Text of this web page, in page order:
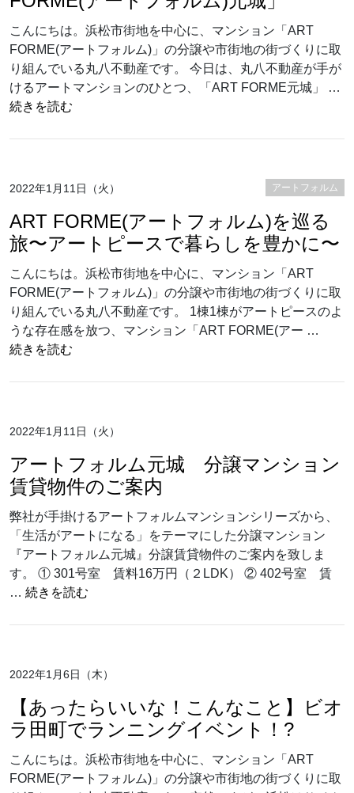
こんにちは。浜松市街地を中心に、マンション「ART
FORME(アートフォルム)」の分譲や市街地の街づくりに取
り組んでいる丸八不動産です。 今日は、丸八不動産が手が
けるアートマンションのひとつ、「ART FORME元城」 …
続きを読む
2022年1月11日（火） アートフォルム
ART FORME(アートフォルム)を巡る
旅〜アートピースで暮らしを豊かに〜
こんにちは。浜松市街地を中心に、マンション「ART
FORME(アートフォルム)」の分譲や市街地の街づくりに取
り組んでいる丸八不動産です。 1棟1棟がアートピースのよ
うな存在感を放つ、マンション「ART FORME(アー …
続きを読む
2022年1月11日（火）
アートフォルム元城 分譲マンション
賃貸物件のご案内
弊社が手掛けるアートフォルムマンションシリーズから、
「生活がアートになる」をテーマにした分譲マンション
『アートフォルム元城』分譲賃貸物件のご案内を致しま
す。 ① 301号室 賃料16万円（２LDK） ② 402号室 賃
… 続きを読む
2022年1月6日（木）
【あったらいいな！こんなこと】ビオ
ラ田町でランニングイベント！?
こんにちは。浜松市街地を中心に、マンション「ART
FORME(アートフォルム)」の分譲や市街地の街づくりに取